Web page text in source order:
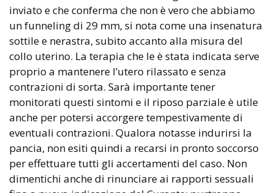
inviato e che conferma che non è vero che abbiamo
un funneling di 29 mm, si nota come una insenatura
sottile e nerastra, subito accanto alla misura del
collo uterino. La terapia che le è stata indicata serve
proprio a mantenere l’utero rilassato e senza
contrazioni di sorta. Sarà importante tener
monitorati questi sintomi e il riposo parziale è utile
anche per potersi accorgere tempestivamente di
eventuali contrazioni. Qualora notasse indurirsi la
pancia, non esiti quindi a recarsi in pronto soccorso
per effettuare tutti gli accertamenti del caso. Non
dimentichi anche di rinunciare ai rapporti sessuali